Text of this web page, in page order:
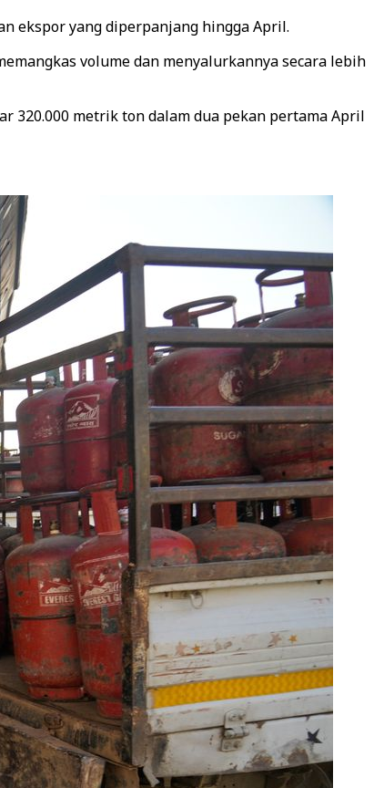
ekspor yang diperpanjang hingga April.
volume dan menyalurkannya secara lebih
320.000 metrik ton dalam dua pekan pertama April